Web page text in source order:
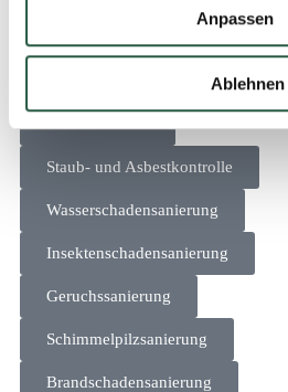
Anpassen
Ablehnen
Klicken Sie auf das Produkt für
Etiketten und Sicherheitsdatenblätter
Staub- und Asbestkontrolle
Wasserschadensanierung
Insektenschadensanierung
Geruchssanierung
Schimmelpilzsanierung
Brandschadensanierung